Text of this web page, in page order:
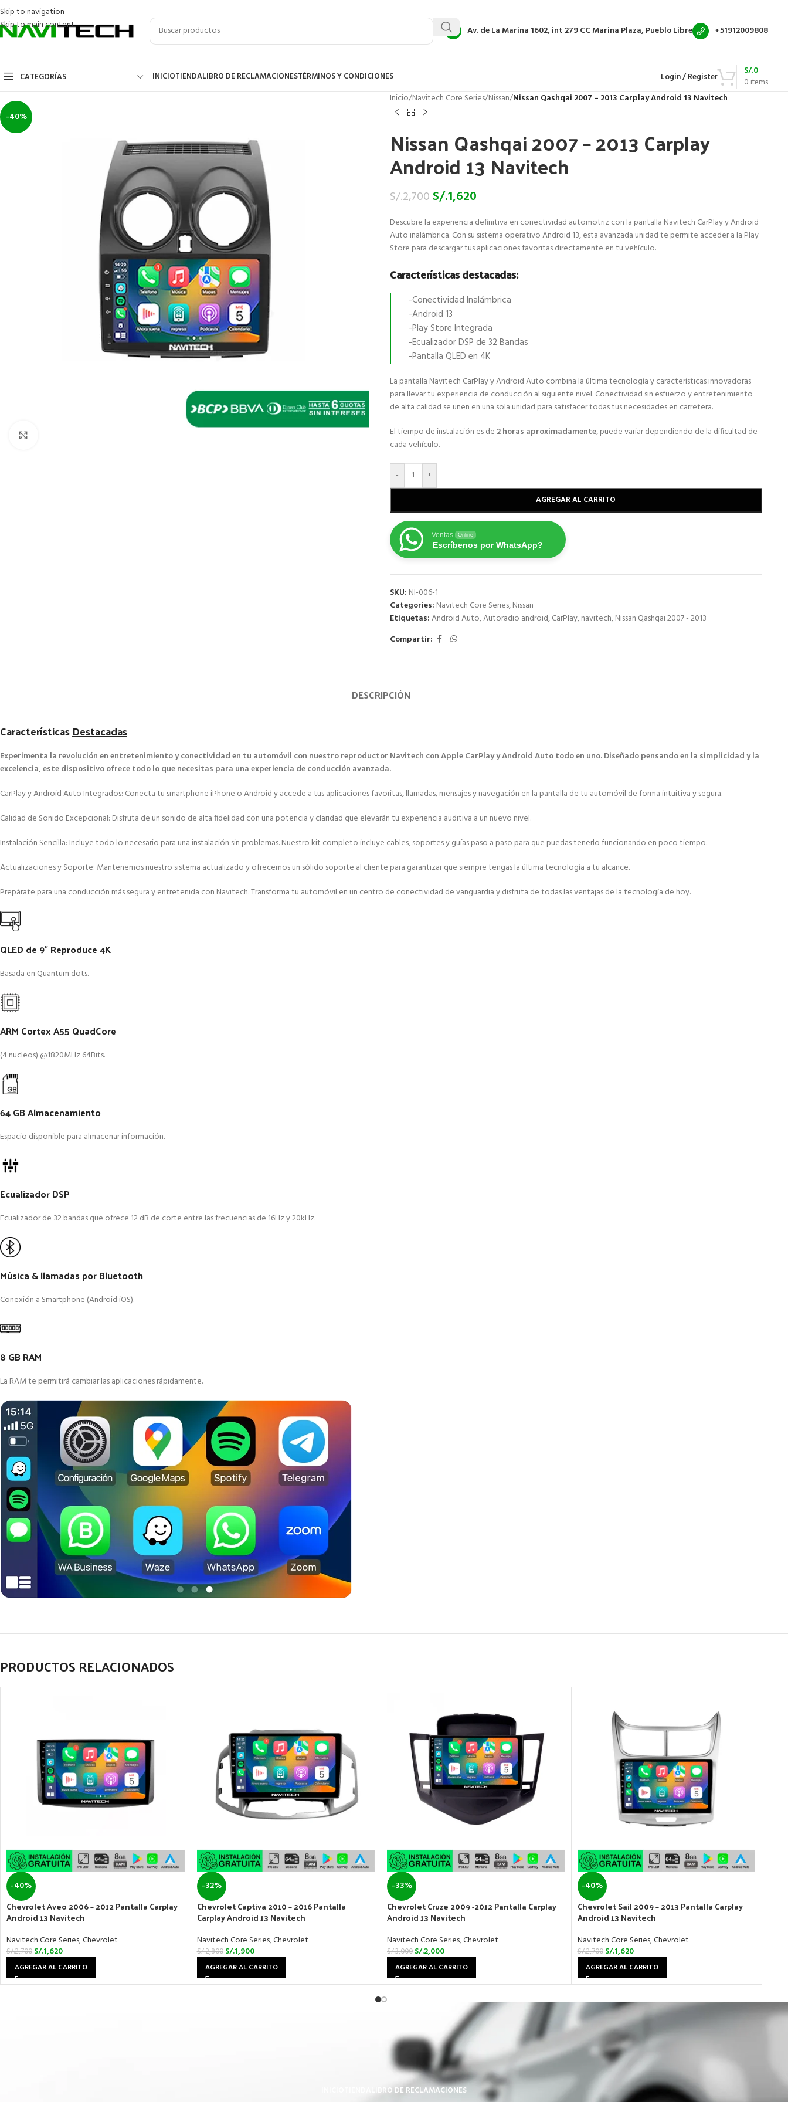
Skip to navigation
Skip to main content
Av. de La Marina 1602, int 279CC Marina Plaza, Pueblo Libre +51912009808
CATEGORÍAS INICIOTIENDALIBRO DE RECLAMACIONESTÉRMINOS Y CONDICIONES Login / Register 0 items
S/.0
-40%
Inicio/Navitech Core Series/Nissan/Nissan Qashqai 2007 – 2013 Carplay Android 13 Navitech
Nissan Qashqai 2007 – 2013 Carplay
Android 13 Navitech
S/.2,700S/.1,620
Descubre la experiencia definitiva en conectividad automotriz con la pantalla Navitech CarPlay y Android
Auto inalámbrica. Con su sistema operativo Android 13, esta avanzada unidad te permite acceder a la Play
Store para descargar tus aplicaciones favoritas directamente en tu vehículo.
Características destacadas:
-Conectividad Inalámbrica
-Android 13
-Play Store Integrada
-Ecualizador DSP de 32 Bandas
-Pantalla QLED en 4K
La pantalla Navitech CarPlay y Android Auto combina la última tecnología y características innovadoras
para llevar tu experiencia de conducción al siguiente nivel. Conectividad sin esfuerzo y entretenimiento
de alta calidad se unen en una sola unidad para satisfacer todas tus necesidades en carretera.
El tiempo de instalación es de 2 horas aproximadamente, puede variar dependiendo de la dificultad de
cada vehículo.
- +
AGREGAR AL CARRITO
Ventas Online
Escríbenos por WhatsApp?
SKU: NI-006-1
Categories: Navitech Core Series,Nissan
Etiquetas:Android Auto,Autoradio android,CarPlay,navitech,Nissan Qashqai 2007 - 2013
Compartir:
DESCRIPCIÓN
CaracterísticasDestacadas
Experimenta la revolución en entretenimiento y conectividad en tu automóvil con nuestro reproductor Navitech con Apple CarPlay y Android Auto todo en uno. Diseñado pensando en la simplicidad y la
excelencia, este dispositivo ofrece todo lo que necesitas para una experiencia de conducción avanzada.
CarPlay y Android Auto Integrados: Conecta tu smartphone iPhone o Android y accede a tus aplicaciones favoritas, llamadas, mensajes y navegación en la pantalla de tu automóvil de forma intuitiva y segura.
Calidad de Sonido Excepcional: Disfruta de un sonido de alta fidelidad con una potencia y claridad que elevarán tu experiencia auditiva a un nuevo nivel.
Instalación Sencilla: Incluye todo lo necesario para una instalación sin problemas. Nuestro kit completo incluye cables, soportes y guías paso a paso para que puedas tenerlo funcionando en poco tiempo.
Actualizaciones y Soporte: Mantenemos nuestro sistema actualizado y ofrecemos un sólido soporte al cliente para garantizar que siempre tengas la última tecnología a tu alcance.
Prepárate para una conducción más segura y entretenida con Navitech. Transforma tu automóvil en un centro de conectividad de vanguardia y disfruta de todas las ventajas de la tecnología de hoy.
QLED de 9″ Reproduce 4K
Basada en Quantum dots.
ARM Cortex A55 QuadCore
(4 nucleos) @1820MHz 64Bits.
64 GB Almacenamiento
Espacio disponible para almacenar información.
Ecualizador DSP
Ecualizador de 32 bandas que ofrece 12 dB de corte entre las frecuencias de 16Hz y 20kHz.
Música & llamadas por Bluetooth
Conexión a Smartphone (Android iOS).
8 GB RAM
La RAM te permitirá cambiar las aplicaciones rápidamente.
PRODUCTOS RELACIONADOS
-40%
Chevrolet Aveo 2006 – 2012 Pantalla Carplay
Android 13 Navitech
Navitech Core Series,Chevrolet
S/.2,700 S/.1,620
AGREGAR AL CARRITO
-32%
Chevrolet Captiva 2010 – 2016 Pantalla
Carplay Android 13 Navitech
Navitech Core Series,Chevrolet
S/.2,800 S/.1,900
AGREGAR AL CARRITO
-33%
Chevrolet Cruze 2009 -2012 Pantalla Carplay
Android 13 Navitech
Navitech Core Series,Chevrolet
S/.3,000 S/.2,000
AGREGAR AL CARRITO
-40%
Chevrolet Sail 2009 – 2013 Pantalla Carplay
Android 13 Navitech
Navitech Core Series,Chevrolet
S/.2,700 S/.1,620
AGREGAR AL CARRITO
LIBRO DE RECLAMACIONES